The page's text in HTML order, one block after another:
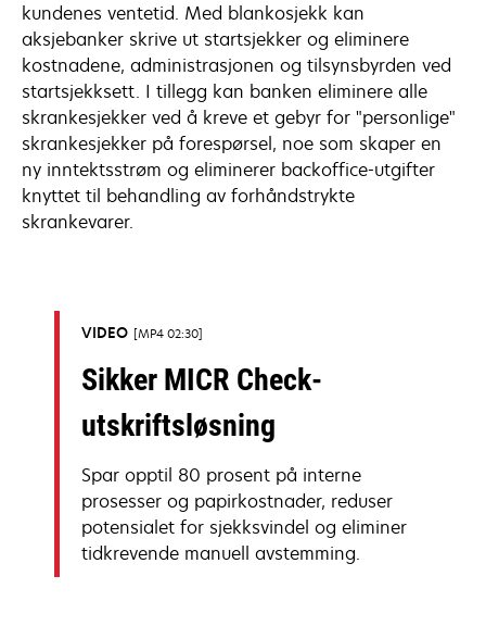
kundenes ventetid. Med blankosjekk kan
aksjebanker skrive ut startsjekker og eliminere
kostnadene, administrasjonen og tilsynsbyrden ved
startsjekksett. I tillegg kan banken eliminere alle
skrankesjekker ved å kreve et gebyr for "personlige"
skrankesjekker på forespørsel, noe som skaper en
ny inntektsstrøm og eliminerer backoffice-utgifter
knyttet til behandling av forhåndstrykte
skrankevarer.
VIDEO MP4 02:30
Sikker MICR Check-
utskriftsløsning
Spar opptil 80 prosent på interne
prosesser og papirkostnader, reduser
potensialet for sjekksvindel og eliminer
tidkrevende manuell avstemming.